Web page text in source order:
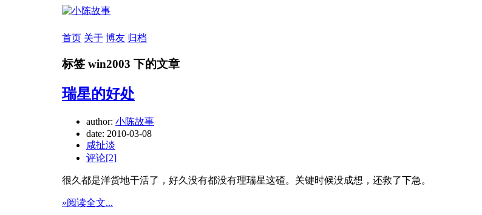
首页 关于 博友 归档
标签 win2003 下的文章
瑞星的好处
author: 小陈故事
date: 2010-03-08
咸扯淡
评论[2]
很久都是洋货地干活了，好久没有都没有理瑞星这碴。关键时候没成想，还救了下急。
»阅读全文...